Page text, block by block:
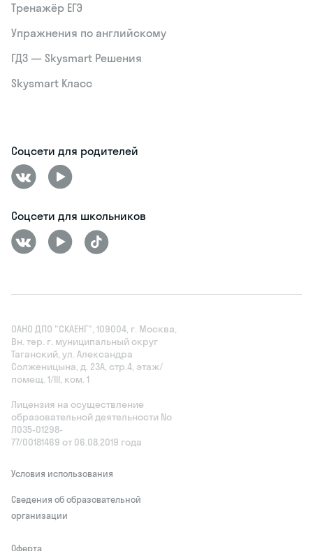
Тренажёр ЕГЭ
Упражнения по английскому
ГДЗ — Skysmart Решения
Skysmart Класс
Соцсети для родителей
Соцсети для школьников
ОАНО ДПО "СКАЕНГ", 109004, г. Москва,
Вн. тер. г. муниципальный округ
Таганский, ул. Александра
Солженицына, д. 23А, стр.4, этаж/
помещ. 1/III, ком. 1
Лицензия на осуществление
образовательной деятельности No
Л035‑01298-
77/00181469 от 06.08.2019 года
Условия использования
Сведения об образовательной
организации
Оферта